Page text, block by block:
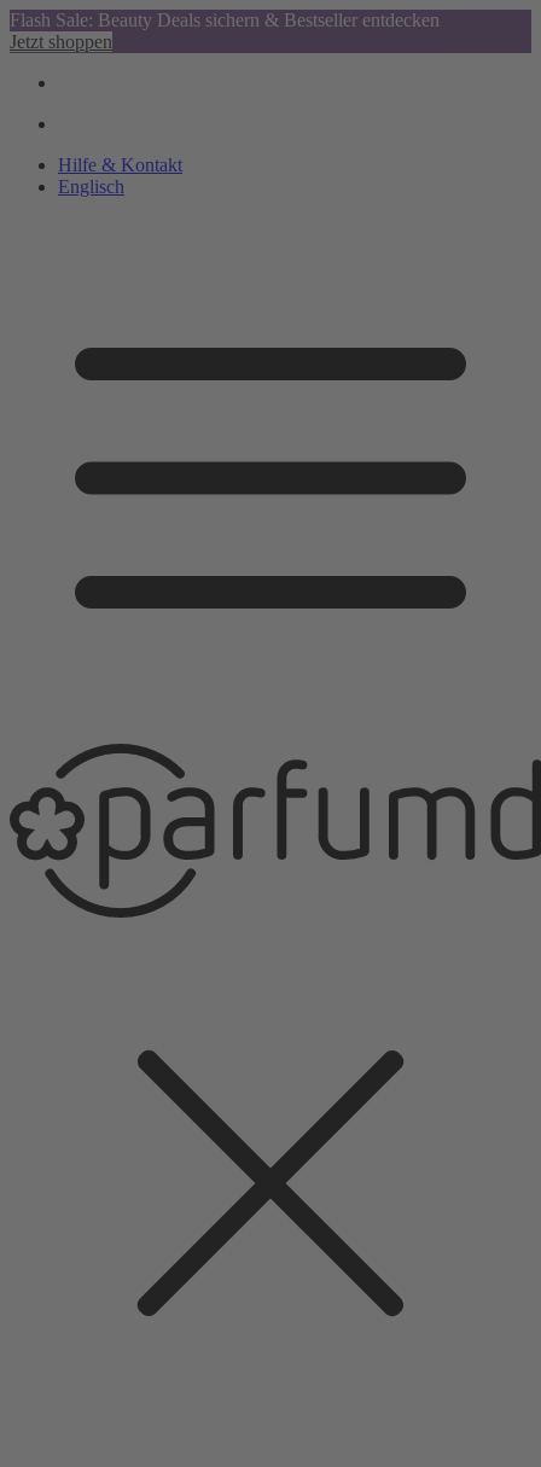
Flash Sale: Beauty Deals sichern & Bestseller entdecken
Jetzt shoppen
Hilfe & Kontakt
Englisch